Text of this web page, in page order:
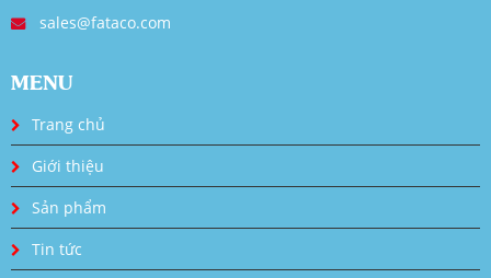
sales@fataco.com
MENU
Trang chủ
Giới thiệu
Sản phẩm
Tin tức